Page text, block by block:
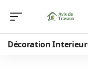
Décoration